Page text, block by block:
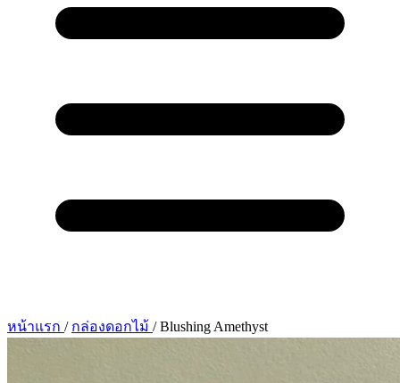
หน้าแรก / กล่องดอกไม้ / Blushing Amethyst